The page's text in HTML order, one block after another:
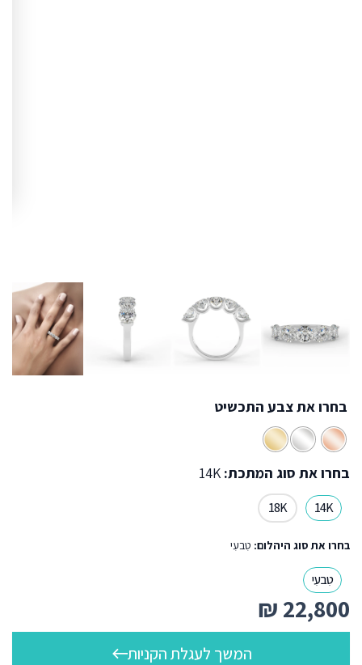
בחרו את צבע התכשיט
בחרו את סוג המתכת:14K
18K 14K
בחרו את סוג היהלום: טִבעִי
טִבעִי
₪ 22,800
המשך לעגלת הקניות